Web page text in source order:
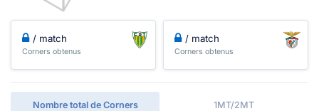
/ match
Corners obtenus
/ match
Corners obtenus
Nombre total de Corners 1MT/2MT